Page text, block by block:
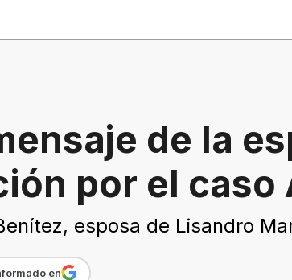
de la
por el caso
esposa de Lisandro
en